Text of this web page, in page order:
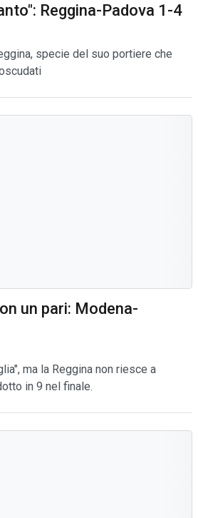
Reggina-Padova 1-4
specie del suo portiere che
un pari: Modena-
ma la Reggina non riesce a
in 9 nel finale.